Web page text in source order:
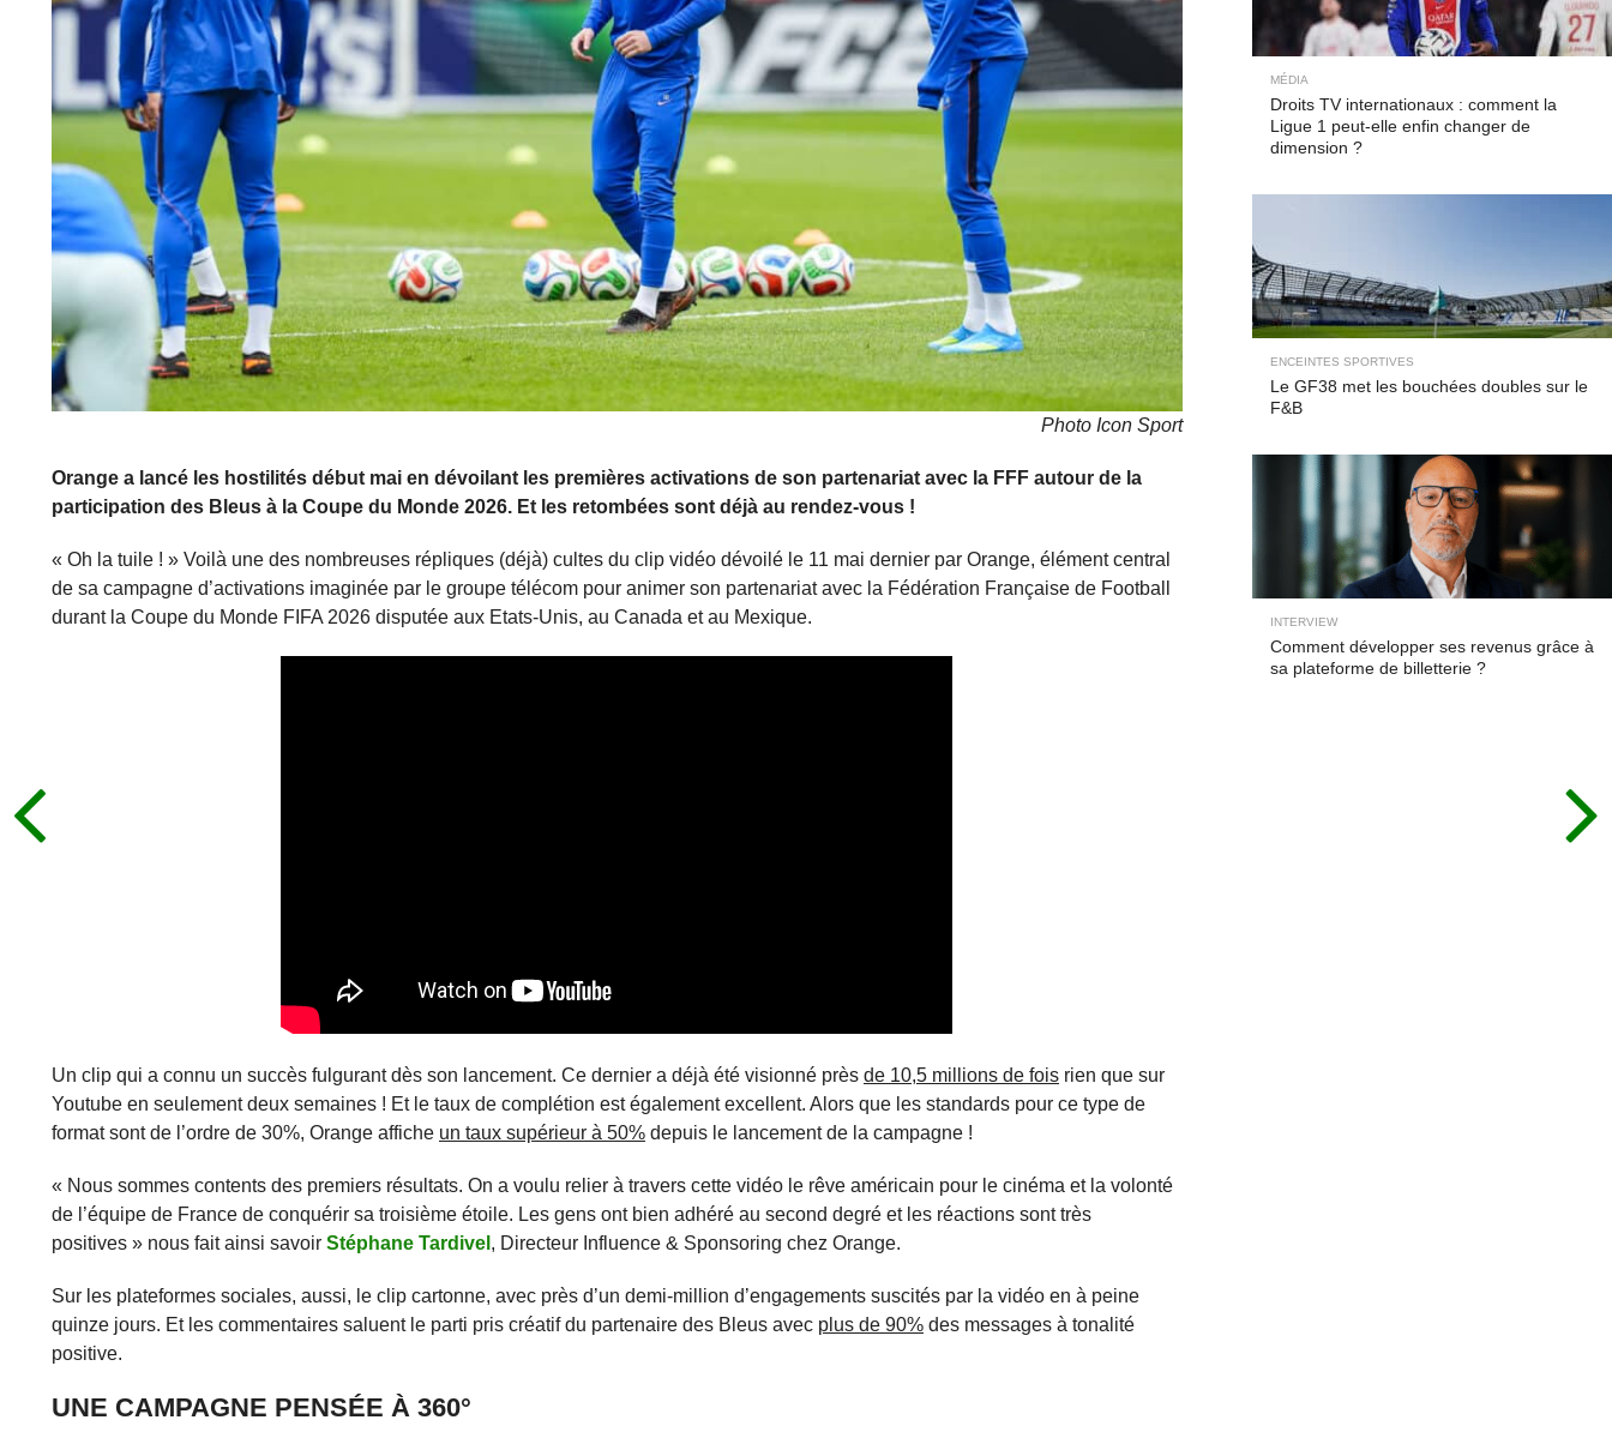
Photo Icon Sport
Orange a lancé les hostilités début mai en dévoilant les premières activations de son partenariat avec la FFF autour de la
participation des Bleus à la Coupe du Monde 2026. Et les retombées sont déjà au rendez-vous !
« Oh la tuile ! » Voilà une des nombreuses répliques (déjà) cultes du clip vidéo dévoilé le 11 mai dernier par Orange, élément central
de sa campagne d’activations imaginée par le groupe télécom pour animer son partenariat avec la Fédération Française de Football
durant la Coupe du Monde FIFA 2026 disputée aux Etats-Unis, au Canada et au Mexique.
Un clip qui a connu un succès fulgurant dès son lancement. Ce dernier a déjà été visionné près de 10,5 millions de foisrien que sur
Youtube en seulement deux semaines ! Et le taux de complétion est également excellent. Alors que les standards pour ce type de
format sont de l’ordre de 30%, Orange affiche un taux supérieur à 50%depuis le lancement de la campagne !
« Nous sommes contents des premiers résultats. On a voulu relier à travers cette vidéo le rêve américain pour le cinéma et la volonté
de l’équipe de France de conquérir sa troisième étoile. Les gens ont bien adhéré au second degré et les réactions sont très
positives » nous fait ainsi savoir Stéphane Tardivel , Directeur Influence & Sponsoring chez Orange.
Sur les plateformes sociales, aussi, le clip cartonne, avec près d’un demi-million d’engagements suscités par la vidéo en à peine
quinze jours. Et les commentaires saluent le parti pris créatif du partenaire des Bleus avec plus de 90%des messages à tonalité
positive.
UNE CAMPAGNE PENSÉE À 360°
MÉDIA
Droits TV internationaux : comment la
Ligue 1 peut-elle enfin changer de
dimension ?
ENCEINTES SPORTIVES
Le GF38 met les bouchées doubles sur le
F&B
INTERVIEW
Comment développer ses revenus grâce à
sa plateforme de billetterie ?